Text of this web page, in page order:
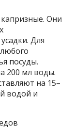
Они
Для
посуды.
200 мл воды.
на 15–
водой и